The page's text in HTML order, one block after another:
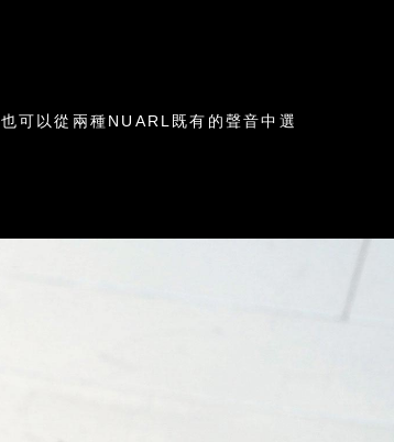
可以從兩種NUARL既有的聲音中選